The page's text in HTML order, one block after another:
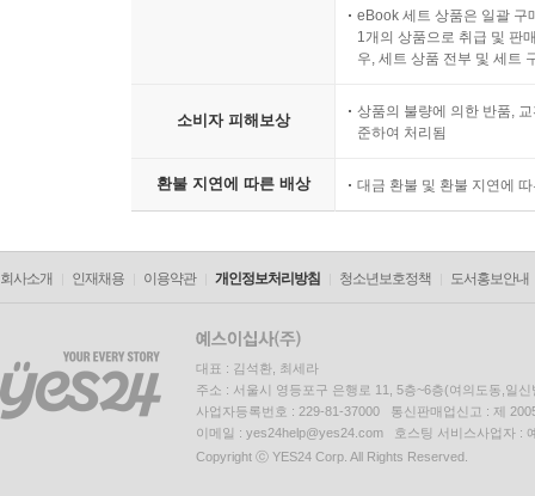
eBook 세트 상품은 일괄 구
1개의 상품으로 취급 및 판
우, 세트 상품 전부 및 세트
소비자 피해보상
상품의 불량에 의한 반품,
준하여 처리됨
환불 지연에 따른 배상 대금 환불 및 환불 지연에
회사소개 인재채용 이용약관 개인정보처리방침 청소년보호정책 도서홍보안내
대표 : 김석환, 최세라
주소 : 서울시 영등포구 은행로 11, 5층~6층(여의도동,일신
사업자등록번호 : 229-81-37000 통신판매업신고 : 제
이메일 : yes24help@yes24.com 호스팅 서비스사업자 :
Copyright ⓒ YES24 Corp. All Rights Reserved.